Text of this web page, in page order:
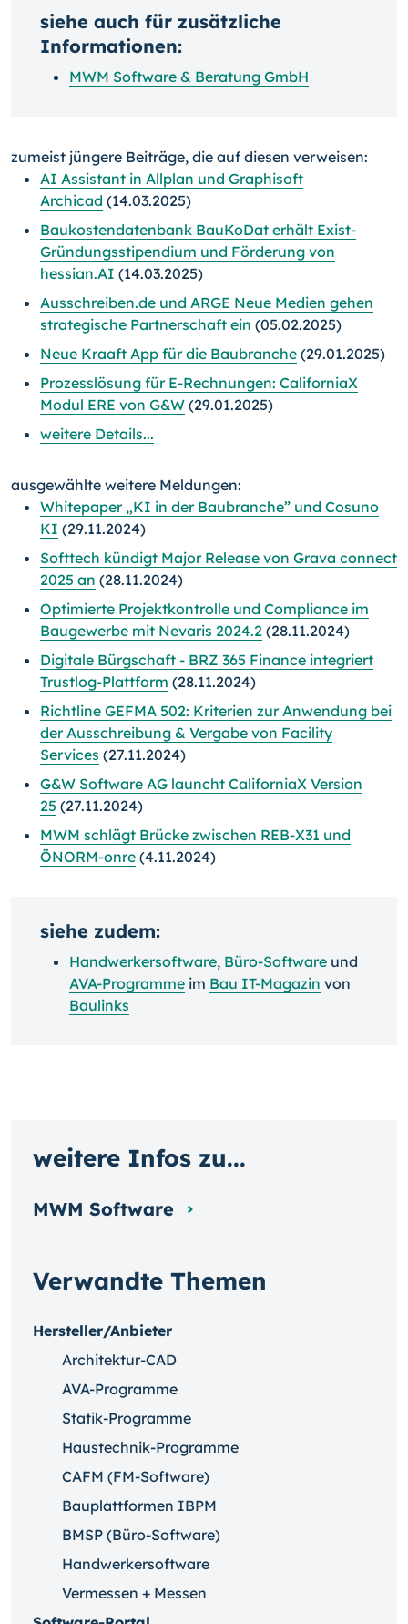
siehe auch für zusätzliche
Informationen:
MWM Software & Beratung GmbH
zumeist jüngere Beiträge, die auf diesen verweisen:
AI Assistant in Allplan und Graphisoft
Archicad (14.03.2025)
Baukostendatenbank BauKoDat erhält Exist-
Gründungsstipendium und Förderung von
hessian.AI (14.03.2025)
Ausschreiben.de und ARGE Neue Medien gehen
strategische Partnerschaft ein (05.02.2025)
Neue Kraaft App für die Baubranche (29.01.2025)
Prozesslösung für E-Rechnungen: CaliforniaX
Modul ERE von G&W (29.01.2025)
weitere Details...
ausgewählte weitere Meldungen:
Whitepaper „KI in der Baubranche” und Cosuno
KI (29.11.2024)
Softtech kündigt Major Release von Grava connect
2025 an (28.11.2024)
Optimierte Projektkontrolle und Compliance im
Baugewerbe mit Nevaris 2024.2 (28.11.2024)
Digitale Bürgschaft - BRZ 365 Finance integriert
Trustlog-Plattform (28.11.2024)
Richtline GEFMA 502: Kriterien zur Anwendung bei
der Ausschreibung & Vergabe von Facility
Services (27.11.2024)
G&W Software AG launcht CaliforniaX Version
25 (27.11.2024)
MWM schlägt Brücke zwischen REB-X31 und
ÖNORM-onre (4.11.2024)
siehe zudem:
Handwerkersoftware, Büro-Software und
AVA-Programme im Bau IT-Magazin von
Baulinks
Verwandte Themen
Hersteller/Anbieter
Architektur-CAD
AVA-Programme
Statik-Programme
Haustechnik-Programme
CAFM (FM-Software)
Bauplattformen IBPM
BMSP (Büro-Software)
Handwerkersoftware
Vermessen + Messen
weitere Infos zu...
MWM Software